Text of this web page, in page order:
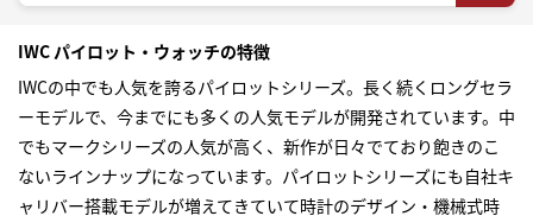
IWC パイロット・ウォッチの特徴
IWCの中でも人気を誇るパイロットシリーズ。長く続くロングセラ
ーモデルで、今までにも多くの人気モデルが開発されています。中
でもマークシリーズの人気が高く、新作が日々でており飽きのこ
ないラインナップになっています。パイロットシリーズにも自社キ
ャリバー搭載モデルが増えてきていて時計のデザイン・機械式時